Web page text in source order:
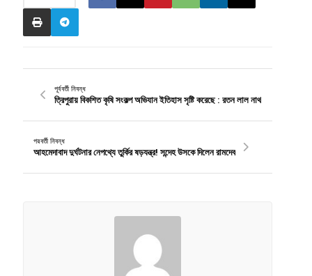
পূর্ববর্তী নিবন্ধ
ত্রিপুরায় বিকশিত কৃষি সংকল্প অভিযান ইতিহাস সৃষ্টি করেছে : রতন লাল নাথ
পরবর্তী নিবন্ধ
আহমেদাবাদ দুর্ঘটনার নেপথ্যে তুর্কির ষড়যন্ত্র! সন্দেহ উসকে দিলেন রামদেব